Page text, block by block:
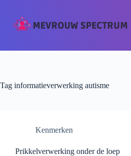
Tag informatieverwerking autisme
Kenmerken
Prikkelverwerking onder de loep